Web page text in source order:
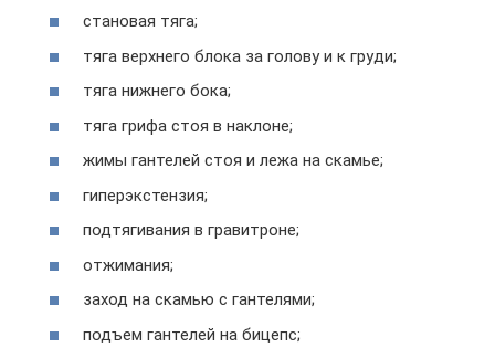
становая тяга;
тяга верхнего блока за голову и к груди;
тяга нижнего бока;
тяга грифа стоя в наклоне;
жимы гантелей стоя и лежа на скамье;
гиперэкстензия;
подтягивания в гравитроне;
отжимания;
заход на скамью с гантелями;
подъем гантелей на бицепс;